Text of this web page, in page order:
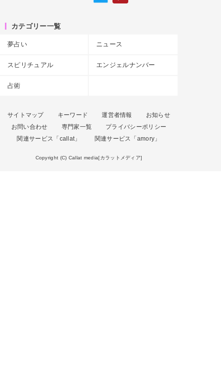
カテゴリー一覧
夢占い ニュース
スピリチュアル エンジェルナンバー
占術
サイトマップ キーワード 運営者情報
お知らせ
お問い合わせ
専門家一覧
プライバシーポリシー
関連サービス「callat」
関連サービス「amory」
Copyright (C) Callat media[カラットメディア]